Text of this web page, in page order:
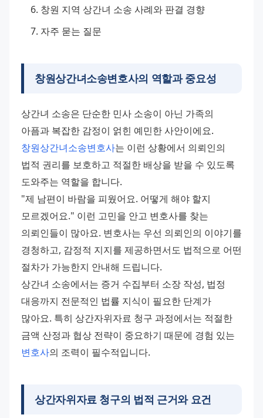
창원 지역 상간녀 소송 사례와 판결 경향
자주 묻는 질문
창원상간녀소송변호사의 역할과 중요성
상간녀 소송은 단순한 민사 소송이 아닌 가족의
창원상간녀소송변호사는 이런 상황에서 의뢰인의
법적 권리를 보호하고 적절한 배상을 받을 수 있도록
도와주는 역할을 합니다.
"제 남편이 바람을 피웠어요. 어떻게 해야 할지
모르겠어요." 이런 고민을 안고 변호사를 찾는
의뢰인들이 많아요. 변호사는 우선 의뢰인의 이야기를
경청하고, 감정적 지지를 제공하면서도 법적으로 어떤
절차가 가능한지 안내해 드립니다.
상간녀 소송에서는 증거 수집부터 소장 작성, 법정
대응까지 전문적인 법률 지식이 필요한 단계가
많아요. 특히 상간자위자료 청구 과정에서는 적절한
변호사의 조력이 필수적입니다.
상간자위자료 청구의 법적 근거와 요건